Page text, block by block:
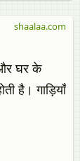
और घर के
है। गाड़ियाँ
shaalaa.com